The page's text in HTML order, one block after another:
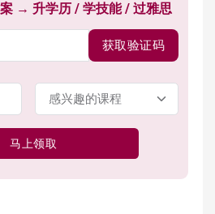
→ 升学历 / 学技能 / 过雅思
获取验证码
马上领取